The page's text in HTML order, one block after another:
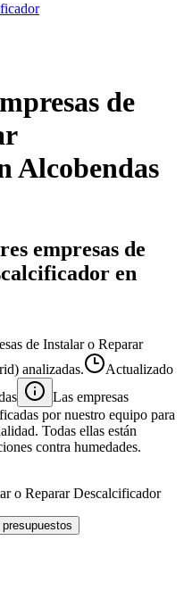
de
Alcobendas
empresas de
en
de Instalar o Reparar
analizadas.
Actualizado
Las empresas
por nuestro equipo para
Todas ellas están
contra humedades.
o Reparar Descalcificador
presupuestos